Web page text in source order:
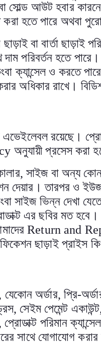
সোল্ড আউট হবার
করা হতে পারে অথবা
বা বার্তা ছাড়াই
পরিবর্তন হতে
ক্যান্সেল ও করতে
অধিকার রাখে।
রয়েছে।
অনুযায়ী প্রসেস করা
, সাইজ বা অন্য কোন
দেয়ার। তারপর ও
সাইজ ভিন্ন দেখা
এর ছবির মত
Return and
ছাড়াই প্রাইস
যেকোন অর্ডার, প্রি-
, সেইম পেমেন্ট একাউন্ট,
প্রোডাক্ট পরিমান
সাথে যোগাযোগ